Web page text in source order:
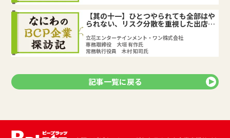
【其の十一】ひとつやられても全部はや
られない、リスク分散を重視した出店戦
立花エンターテインメント・ワン株式会社
専務取締役 大垣 有作氏
常務執行役員 木村 知司氏
記事一覧に戻る